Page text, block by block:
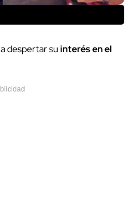
despertar suinterés en el